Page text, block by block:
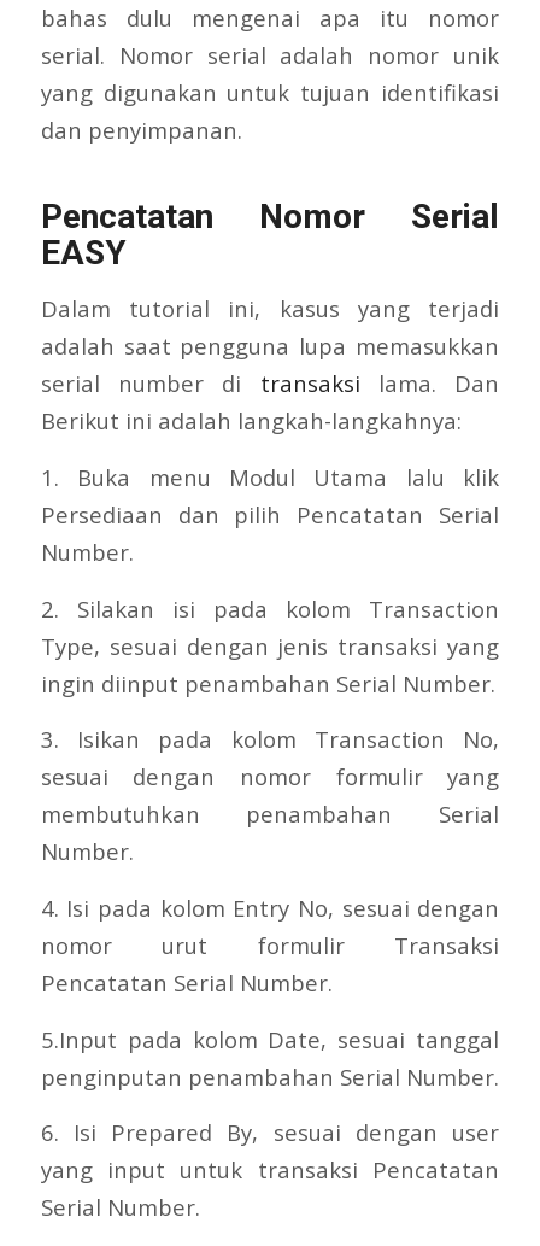
bahas dulu mengenai apa itu nomor
serial. Nomor serial adalah nomor unik
yang digunakan untuk tujuan identifikasi
dan penyimpanan.
Pencatatan Nomor Serial
EASY
Dalam tutorial ini, kasus yang terjadi
adalah saat pengguna lupa memasukkan
serial number di transaksi lama. Dan
Berikut ini adalah langkah-langkahnya:
1. Buka menu Modul Utama lalu klik
Persediaan dan pilih Pencatatan Serial
Number.
2. Silakan isi pada kolom Transaction
Type, sesuai dengan jenis transaksi yang
ingin diinput penambahan Serial Number.
3. Isikan pada kolom Transaction No,
sesuai dengan nomor formulir yang
membutuhkan penambahan Serial
Number.
4. Isi pada kolom Entry No, sesuai dengan
nomor urut formulir Transaksi
Pencatatan Serial Number.
5.Input pada kolom Date, sesuai tanggal
penginputan penambahan Serial Number.
6. Isi Prepared By, sesuai dengan user
yang input untuk transaksi Pencatatan
Serial Number.